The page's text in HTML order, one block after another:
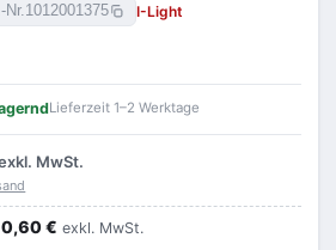
Nr.1012001375 I-Light
Lieferzeit 1–2 Werktage
MwSt.
0,60 € exkl. MwSt.